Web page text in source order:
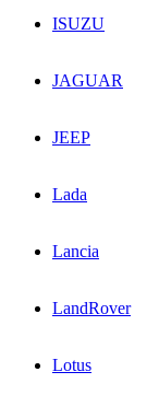
ISUZU
JAGUAR
JEEP
Lada
Lancia
LandRover
Lotus